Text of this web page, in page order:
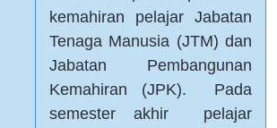
kemahiran pelajar Jabatan
Tenaga Manusia (JTM) dan
Jabatan Pembangunan
Kemahiran (JPK). Pada
semester akhir pelajar